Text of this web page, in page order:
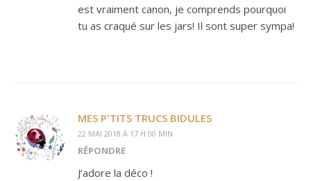
est vraiment canon, je comprends pourquoi
tu as craqué sur les jars! Il sont super sympa!
MES P'TITS TRUCS BIDULES
22 MAI 2018 À 17 H 00 MIN
RÉPONDRE
J’adore la déco !